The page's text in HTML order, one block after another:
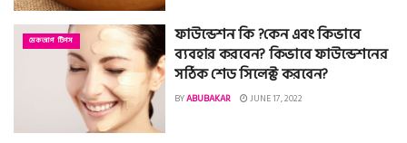
মেকআপ টিপস
ফাউন্ডেশন কি ?কেন এবং কিভাবে
ব্যবহার করবেন? কিভাবে ফাউন্ডেশনের
সঠিক শেড সিলেক্ট করবেন?
BYABUBAKAR JUNE 17, 2022